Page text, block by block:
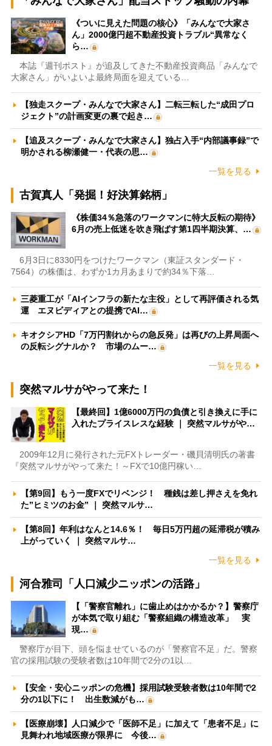
《ついに見えた問題の核心》「みんなで大家さ
ん」2000億円超不動産投資トラブル“異常なく
ら…
本誌『週刊ポスト』が追及してきた不動産投資商品「みんなで
大家さん」がいよいよ最終局面を迎えている…
【独走スクープ・みんなで大家さん】二転三転した“成田プロ
ジェクト”の計画変更の裏で起き…
【追及スクープ・みんなで大家さん】独占入手“内部議事録”で
明かされる柳瀬健一・代表の思…
一覧を見る
古賀真人「発掘！好決算銘柄」
《株価34％急落のワークマンに特大反転の期待》
6月の売上低迷を吹き飛ばす第1四半期決算、…
6月3日に8330円をつけたワークマン（東証スタンダード・
7564）の株価は、わずか1カ月あまりで約34％下落…
三菱重工が「AIインフラの新たな主役」として再評価される気
運 エヌビディアとの提携でAI…
キオクシアHD「7万円割れからの急反発」は再びの上昇局面へ
の反転シグナルか？ 市場のムー…
一覧を見る
突然マルサがやって来た！
【最終回】1億6000万円の負債と引き換えに手に
入れたプライスレスな経験 ｜ 突然マルサがや…
2009年12月に発行された元FXトレーダー・磯貝清明氏の著書
『突然マルサがやって来た！～FXで10億円稼い…
【第9回】もう一度FXでリベンジ！ 種銭は差し押さえを免れ
た”ヒミツのお金” ｜ 突然マルサ…
【第8回】年利はなんと14.6％！ 毎日5万円超の延滞税が積み
上がっていく ｜ 突然マルサ…
一覧を見る
河合雅司「人口減少ニッポンの活路」
【「警察官離れ」に歯止めはかかるか？】警察庁
が本気で取り組む「警察組織の構造改革」 実
現…
警察庁が目下、頭を悩ませているのが「警察官不足」だ。警察
官の採用試験の受験者数は10年間で2分の1以…
【安全・安心ニッポンの危機】採用試験受験者数は10年間で2
分の1以下に！ 出生数減がも…
【医療崩壊】人口減少で「医師不足」に加えて「患者不足」に
見舞われ地域医療が限界に 今後…